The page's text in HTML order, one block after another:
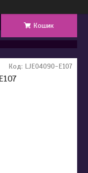
Кошик
Код: LJE04090-E107